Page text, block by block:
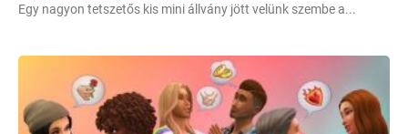
Egy nagyon tetszetős kis mini állvány jött velünk szembe a